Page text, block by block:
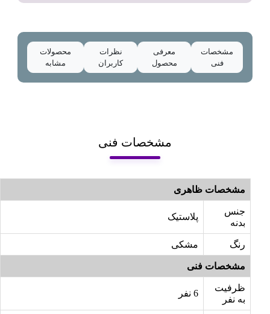
مشخصات
فنی
معرفی
محصول
نظرات
کاربران
محصولات
مشابه
مشخصات فنی
مشخصات ظاهری
جنس
بدنه
پلاستیک
رنگ مشکی
مشخصات فنی
ظرفیت
به نفر